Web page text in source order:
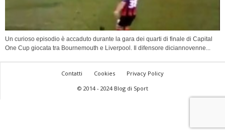
Un curioso episodio è accaduto durante la gara dei quarti di finale di Capital
One Cup giocata tra Bournemouth e Liverpool. Il difensore diciannovenne...
Contatti Cookies
Privacy Policy
© 2014 - 2024 Blog di Sport